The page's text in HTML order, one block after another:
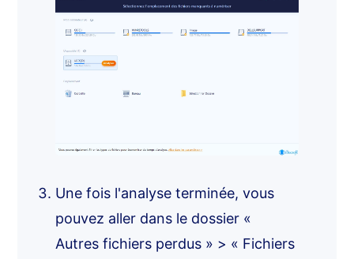
Une fois l'analyse terminée, vous
pouvez aller dans le dossier «
Autres fichiers perdus » > « Fichiers